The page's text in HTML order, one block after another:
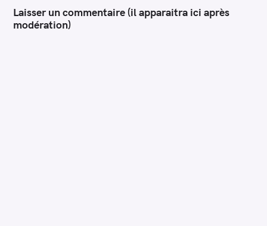
Laisser un commentaire (il apparaitra ici après
modération)